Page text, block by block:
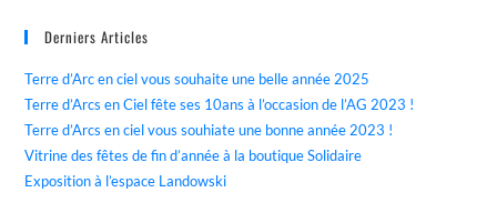
Derniers Articles
Terre d’Arc en ciel vous souhaite une belle année 2025
Terre d’Arcs en Ciel fête ses 10ans à l’occasion de l’AG 2023 !
Terre d’Arcs en ciel vous souhiate une bonne année 2023 !
Vitrine des fêtes de fin d’année à la boutique Solidaire
Exposition à l’espace Landowski